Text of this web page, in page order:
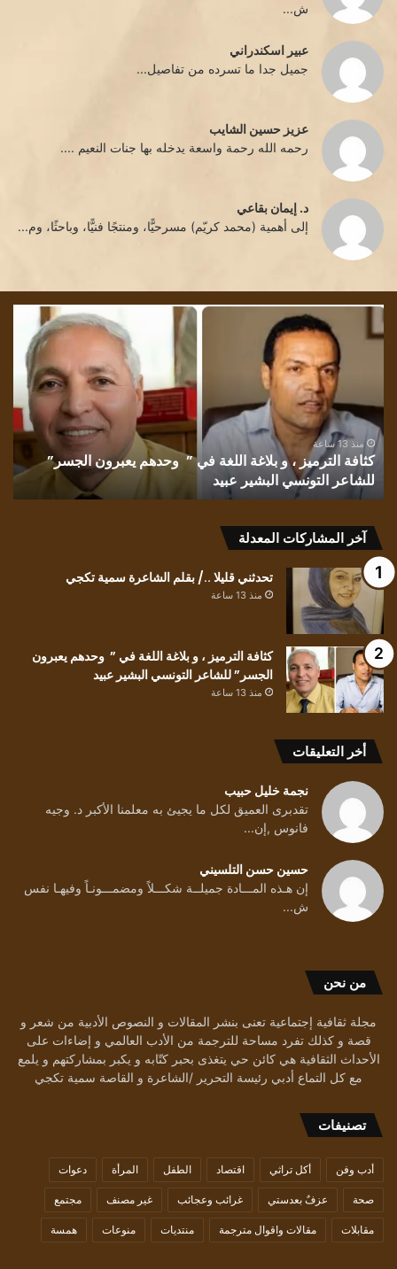
ش...
عبير اسكندراني
جميل جدا ما تسرده من تفاصيل...
عزيز حسين الشايب
رحمه الله رحمة واسعة يدخله بها جنات النعيم ....
د. إيمان بقاعي
إلى أهمية (محمد كريّم) مسرحيًّا، ومنتجًا فنيًّا، وباحثًا، وم...
تشمّع
الليل/
الشايب
غانم
منذ 13 ساعة
تشمّع الليل/ بقلم الأديبة إقبال الشايب غانم
آخر المشاركات المعدلة
تحدثني قليلا ../ بقلم الشاعرة سمية تكجي
منذ 13 ساعة
كثافة الترميز ، و بلاغة اللغة في ” وحدهم يعبرون
الجسر” للشاعر التونسي البشير عبيد
منذ 13 ساعة
أخر التعليقات
نجمة خليل حبيب
تقدبرى العميق لكل ما يجيئ به معلمنا الأكبر د. وجيه
فانوس ,إن...
حسين حسن التلسيني
إن هـذه المـــادة جميلــة شكـــلاً ومضمـــونـاً وفيهـا نفس
ش...
من نحن
مجلة ثقافية إجتماعية تعنى بنشر المقالات و النصوص الأدبية من شعر و
قصة و كذلك تفرد مساحة للترجمة من الأدب العالمي و إضاءات على
الأحداث الثقافية هي كائن حي يتغذى بحبر كتّابه و يكبر بمشاركتهم و يلمع
مع كل التماع أدبي رئيسة التحرير /الشاعرة و القاصة سمية تكجي
تصنيفات
أدب وفن أكل تراثي اقتصاد الطفل المرأة دعوات
صحة عزفٌ بعدستي غرائب وعجائب غير مصنف مجتمع
مقابلات مقالات واقوال مترجمة منتديات منوعات همسة